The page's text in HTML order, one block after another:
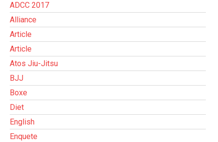
ADCC 2017
Alliance
Article
Article
Atos Jiu-Jitsu
BJJ
Boxe
Diet
English
Enquete